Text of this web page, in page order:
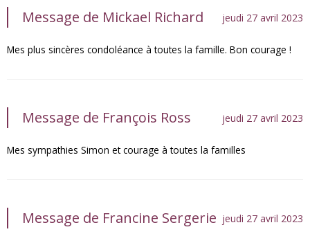
Message de Mickael Richard jeudi 27 avril 2023
Mes plus sincères condoléance à toutes la famille. Bon courage !
Message de François Ross jeudi 27 avril 2023
Mes sympathies Simon et courage à toutes la familles
Message de Francine Sergerie jeudi 27 avril 2023